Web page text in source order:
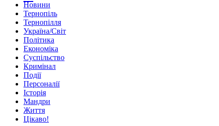
Новини
Тернопіль
Тернопілля
Україна/Світ
Політика
Економіка
Суспільство
Кримінал
Події
Персоналії
Історія
Мандри
Життя
Цікаво!